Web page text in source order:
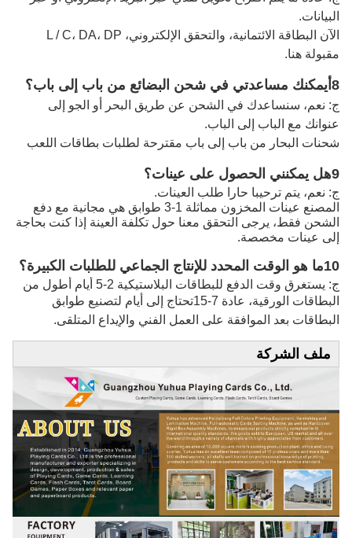
البيانات.
الآن البطاقة الائتمانية، والتحقق الإلكتروني، L / C، DA، DP
مقبولة هنا.
8أيمكنك مساعدتي في شحن البضائع من باب إلى باب؟
ج: نعم، سنساعدك في الشحن عن طريق البحر أو الجو إلى
عنوانك مع الباب إلى الباب.
شحنات البحار من باب إلى باب مقترحة لطلبات بطاقات اللعب
9هل يمكنني الحصول على عينات؟
ج: نعم، يتم ترحيبا حارا طلب العينات.
المصنع عينات المخزون مماثلة 1-3 طوابق هي مجانية مع دفع
الشحن فقط، يرجى التحقق معنا حول تكلفة العينة إذا كنت بحاجة
إلى عينات مخصصة.
10ما هو الوقت المحدد للإنتاج الجماعي للطلبات الكبيرة؟
ج: يستغرق وقت الدفع للبطاقات البلاستيكية 2-5 أيام أطول من
البطاقات الورقية، عادة 7-15
تحتاج إلى أيام لتصنيع طوابق
البطاقات بعد الموافقة على العمل الفني والإيداع المتلقى.
ملف الشركة